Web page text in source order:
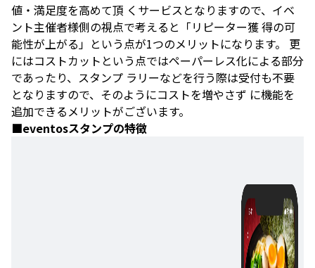
値・満足度を高めて頂 くサービスとなりますので、イベ
ント主催者様側の視点で考えると「リピーター獲 得の可
能性が上がる」という点が1つのメリットになります。 更
にはコストカットという点ではペーパーレス化による部分
であったり、スタンプ ラリーなどを行う際は受付も不要
となりますので、そのようにコストを増やさず に機能を
追加できるメリットがございます。
■eventosスタンプの特徴